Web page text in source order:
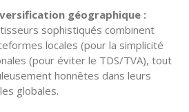
géographique :
sophistiqués combinent
locales (pour la simplicité
(pour éviter le TDS/TVA), tout
honnêtes dans leurs
globales.